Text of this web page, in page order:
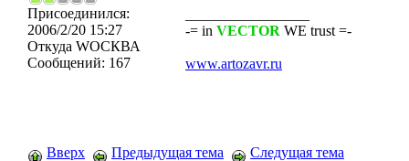
Присоединился:
2006/2/20 15:27
Откуда WOСКВА
Сообщений: 167
-= in VECTOR WE trust =-
www.artozavr.ru
Вверх Предыдущая тема Следущая тема